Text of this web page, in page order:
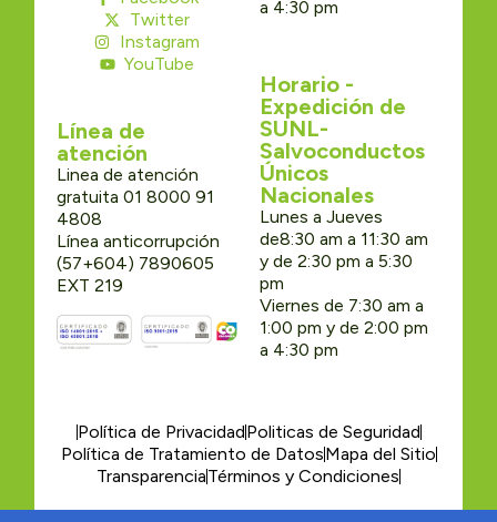
Twitter
Instagram
YouTube
Línea de
atención
Linea de atención
gratuita 01 8000 91
4808
Línea anticorrupción
(57+604) 7890605
EXT 219
a 4:30 pm
Horario -
Expedición de
SUNL-
Salvoconductos
Únicos
Nacionales
Lunes a Jueves
de8:30 am a 11:30 am
y de 2:30 pm a 5:30
pm
Viernes de 7:30 am a
1:00 pm y de 2:00 pm
a 4:30 pm
Política de PrivacidadPoliticas de Seguridad
Política de Tratamiento de DatosMapa del Sitio
TransparenciaTérminos y Condiciones